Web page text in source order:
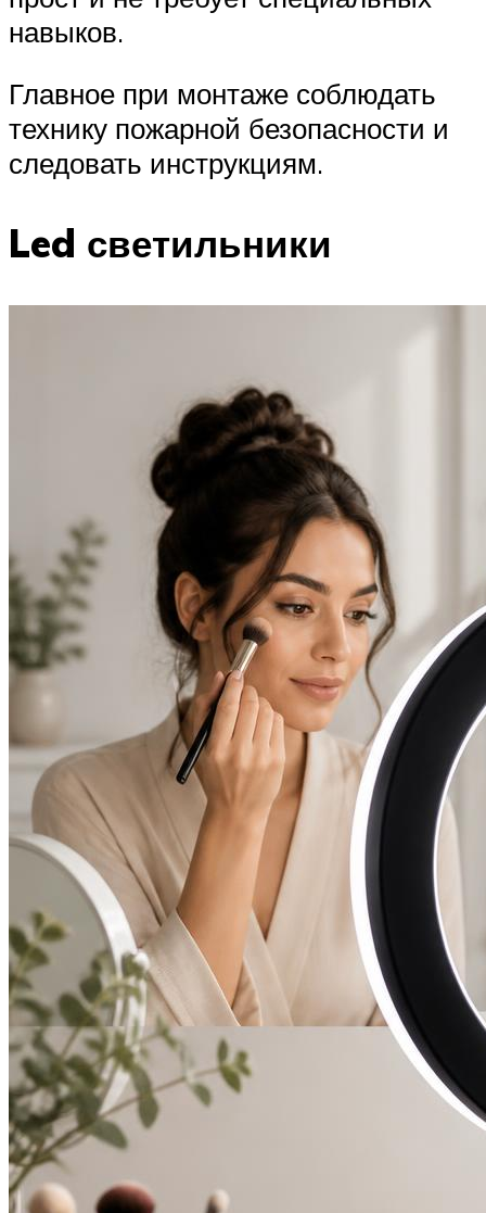
навыков.
Главное при монтаже соблюдать
технику пожарной безопасности и
следовать инструкциям.
Led светильники